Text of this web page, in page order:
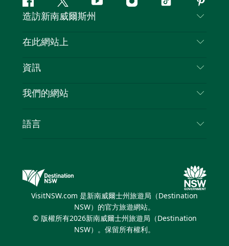
Facebook嘰
嘰
喳
Youtube Instagram
抖
造訪新南威爾斯州
聯絡我們
隱私
Cookie 通知
在此網站上
目的地
新南威爾士州公路旅行
活動
資訊
旅行資訊
新南威爾士州的商業
我們的網站
新南威爾士州旅遊局（Destination NSW）媒體中
繽紛雪梨燈光音樂節
語言
VisitNSW.com 是新南威爾士州旅遊局（Destination
NSW）的官方旅遊網站。
© 版權所有2026新南威爾士州旅遊局（Destination
NSW）。保留所有權利。